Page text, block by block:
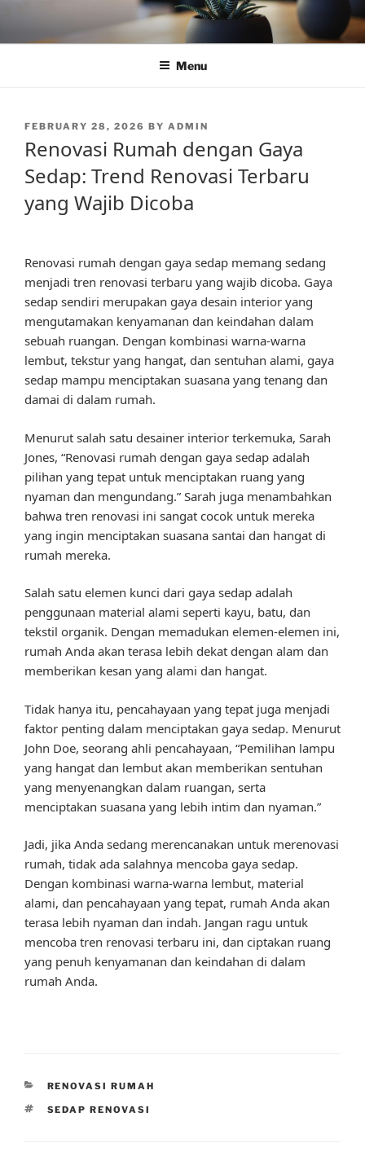
content
Menu
POSTED
FEBRUARY 28, 2026 BY ADMIN
Renovasi Rumah dengan Gaya
Sedap: Trend Renovasi Terbaru
yang Wajib Dicoba
Renovasi rumah dengan gaya sedap memang sedang
menjadi tren renovasi terbaru yang wajib dicoba. Gaya
sedap sendiri merupakan gaya desain interior yang
mengutamakan kenyamanan dan keindahan dalam
sebuah ruangan. Dengan kombinasi warna-warna
lembut, tekstur yang hangat, dan sentuhan alami, gaya
sedap mampu menciptakan suasana yang tenang dan
damai di dalam rumah.
Menurut salah satu desainer interior terkemuka, Sarah
Jones, “Renovasi rumah dengan gaya sedap adalah
pilihan yang tepat untuk menciptakan ruang yang
nyaman dan mengundang.” Sarah juga menambahkan
bahwa tren renovasi ini sangat cocok untuk mereka
yang ingin menciptakan suasana santai dan hangat di
rumah mereka.
Salah satu elemen kunci dari gaya sedap adalah
penggunaan material alami seperti kayu, batu, dan
tekstil organik. Dengan memadukan elemen-elemen ini,
rumah Anda akan terasa lebih dekat dengan alam dan
memberikan kesan yang alami dan hangat.
Tidak hanya itu, pencahayaan yang tepat juga menjadi
faktor penting dalam menciptakan gaya sedap. Menurut
John Doe, seorang ahli pencahayaan, “Pemilihan lampu
yang hangat dan lembut akan memberikan sentuhan
yang menyenangkan dalam ruangan, serta
menciptakan suasana yang lebih intim dan nyaman.”
Jadi, jika Anda sedang merencanakan untuk merenovasi
rumah, tidak ada salahnya mencoba gaya sedap.
Dengan kombinasi warna-warna lembut, material
alami, dan pencahayaan yang tepat, rumah Anda akan
terasa lebih nyaman dan indah. Jangan ragu untuk
mencoba tren renovasi terbaru ini, dan ciptakan ruang
yang penuh kenyamanan dan keindahan di dalam
rumah Anda.
CATEGORIES
RENOVASI RUMAH
TAGS
SEDAP RENOVASI